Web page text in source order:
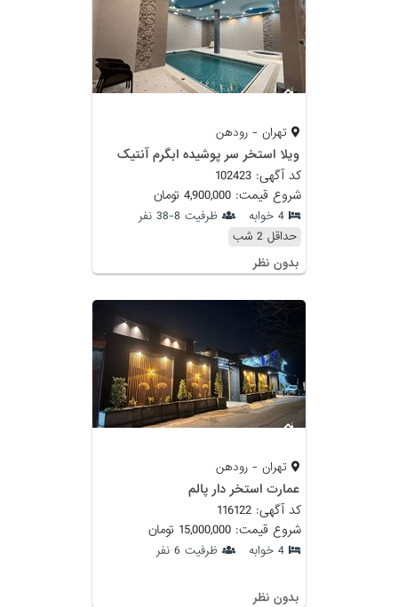
تهران - رودهن
ویلا استخر سر پوشیده ابگرم آنتیک
کد آگهی: 102423
شروع قیمت: 4,900,000 تومان
4 خوابه
ظرفیت 8-38 نفر
حداقل 2 شب
بدون نظر
تهران - رودهن
عمارت استخر دار پالم
کد آگهی: 116122
شروع قیمت: 15,000,000 تومان
4 خوابه ظرفیت 6 نفر
بدون نظر